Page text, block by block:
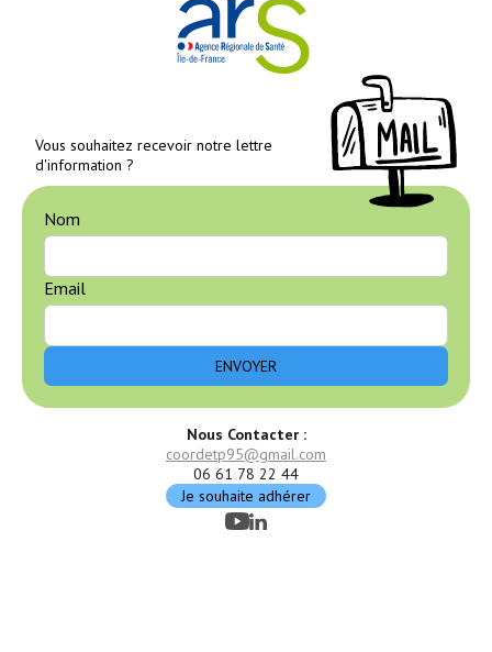
Nous Contacter :
coordetp95@gmail.com
06 61 78 22 44
Je souhaite adhérer
Vous souhaitez recevoir notre lettre
d'information ?
Nom
Email